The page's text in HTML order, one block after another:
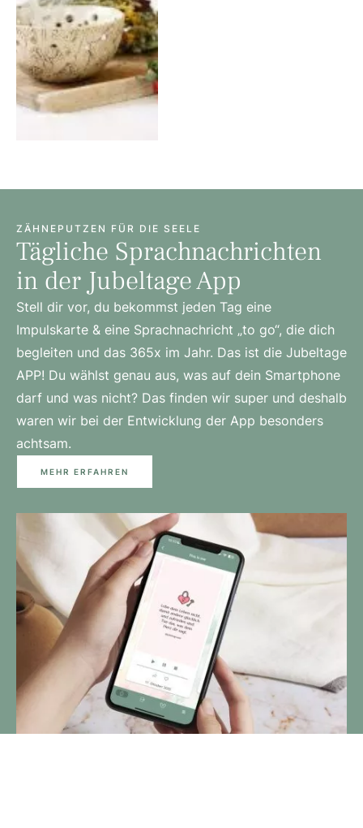
ZÄHNEPUTZEN FÜR DIE SEELE
Tägliche Sprachnachrichten
in der Jubeltage App
Stell dir vor, du bekommst jeden Tag eine
Impulskarte & eine Sprachnachricht „to go“, die dich
begleiten und das 365x im Jahr. Das ist die Jubeltage
APP! Du wählst genau aus, was auf dein Smartphone
darf und was nicht? Das finden wir super und deshalb
waren wir bei der Entwicklung der App besonders
achtsam.
MEHR ERFAHREN